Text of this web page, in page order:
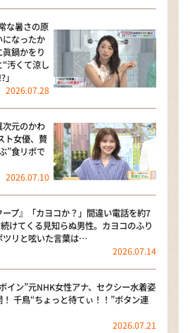
な暑さの原
になったか
鍋かをり
“汚くて涼し
2026.07.28
次元のかわ
ト女優、贅
”食リポで
2026.07.10
ープ』「カヨコか？」間違い電話を約7
けてくる見知らぬ男性。カヨコのふり
ツリと呟いた言葉は…
2026.07.14
イン”元NHK女性アナ、セクシー水着姿
千鳥“ちょっと待てぃ！！”ボタン連
2026.07.21